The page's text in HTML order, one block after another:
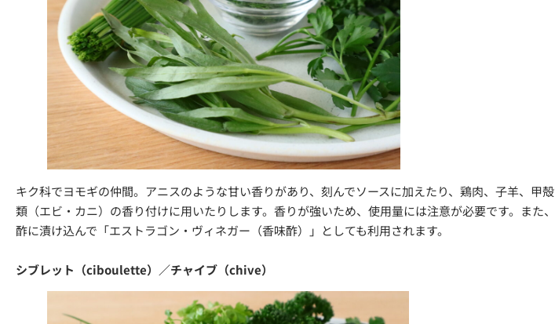
キク科でヨモギの仲間。アニスのような甘い香りがあり、刻んでソースに加えたり、鶏肉、子羊、甲殻
類（エビ・カニ）の香り付けに用いたりします。香りが強いため、使用量には注意が必要です。また、
酢に漬け込んで「エストラゴン・ヴィネガー（香味酢）」としても利用されます。
シブレット（ciboulette）／チャイブ（chive）